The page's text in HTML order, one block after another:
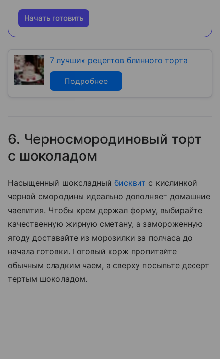
Начать готовить
7 лучших рецептов блинного торта
Подробнее
6. Черносмородиновый торт
с шоколадом
Насыщенный шоколадныйбисквит с кислинкой
черной смородины идеально дополняет домашние
чаепития. Чтобы крем держал форму, выбирайте
качественную жирную сметану, а замороженную
ягоду доставайте из морозилки за полчаса до
начала готовки. Готовый корж пропитайте
обычным сладким чаем, а сверху посыпьте десерт
тертым шоколадом.